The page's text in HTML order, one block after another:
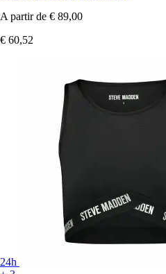
A partir de € 89,00
€ 60,52
24h